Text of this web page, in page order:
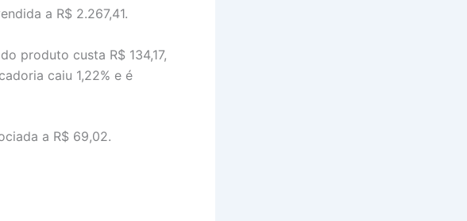
a R$ 2.267,41.
produto custa R$ 134,17,
caiu 1,22% e é
a R$ 69,02.